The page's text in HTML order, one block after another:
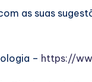
as suas
– ⁠⁠https://